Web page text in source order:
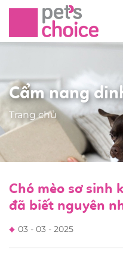
Cẩm nang
Trang chủ
Chó mèo sơ sinh
đã biết nguyên
03 - 03 - 2025